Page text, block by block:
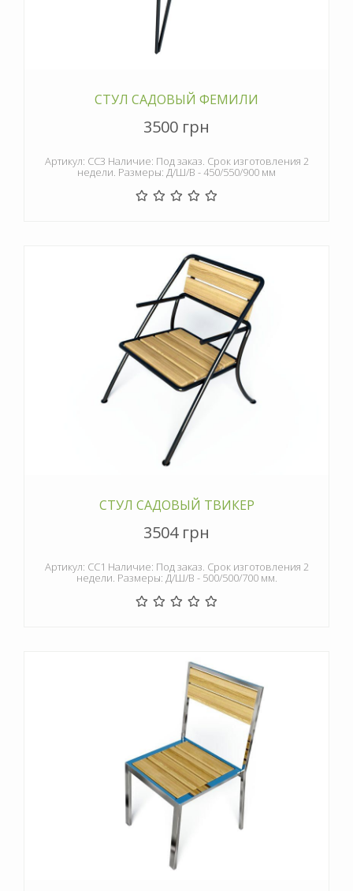
СТУЛ САДОВЫЙ ФЕМИЛИ
3500 грн
Артикул: СС3 Наличие: Под заказ. Срок изготовления 2
недели. Размеры: Д/Ш/В - 450/550/900 мм
СТУЛ САДОВЫЙ ТВИКЕР
3504 грн
Артикул: СС1 Наличие: Под заказ. Срок изготовления 2
недели. Размеры: Д/Ш/В - 500/500/700 мм.